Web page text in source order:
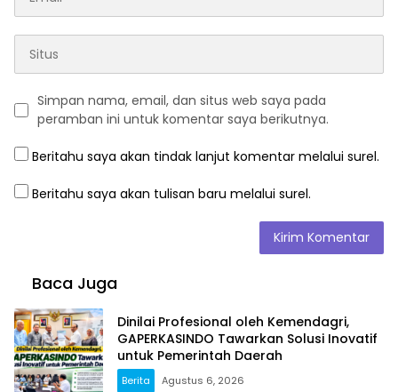
Simpan nama, email, dan situs web saya pada
peramban ini untuk komentar saya berikutnya.
Beritahu saya akan tindak lanjut komentar melalui surel.
Beritahu saya akan tulisan baru melalui surel.
Baca Juga
Dinilai Profesional oleh Kemendagri,
GAPERKASINDO Tawarkan Solusi Inovatif
untuk Pemerintah Daerah
Berita Agustus 6, 2026